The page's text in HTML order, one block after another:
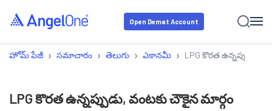
Open Demat Account
హోమ్ పేజీ › సమాచారం › తెలుగు › ఎకానమీ › LPG కొరత
LPG కొరత ఉన్నప్పుడు, వంటకు చౌకైన మార్గం